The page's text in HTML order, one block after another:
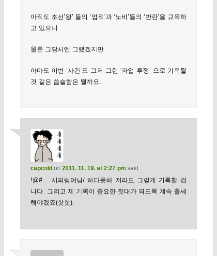
아직도 조선’왕’ 들의 ‘업적’과 ‘노비’들의 ‘반란’을 교육하
고 있으니
물론 그당시엔 그랬겠지만
아마도 이번 ‘사건’도 그저 그런 ‘파업 투쟁’ 으로 기록될
것 같은 씁슬함은 뭘까요.
capcold on 2011. 11. 19. at 2:27 pm said:
!@#… 시퍼렁어님/ 하다못해 저라도 그렇게 기록할 겁
니다. 그리고 제 기록이 중요한 잣대가 되도록 계속 출세
해야겠죠(핫핫).